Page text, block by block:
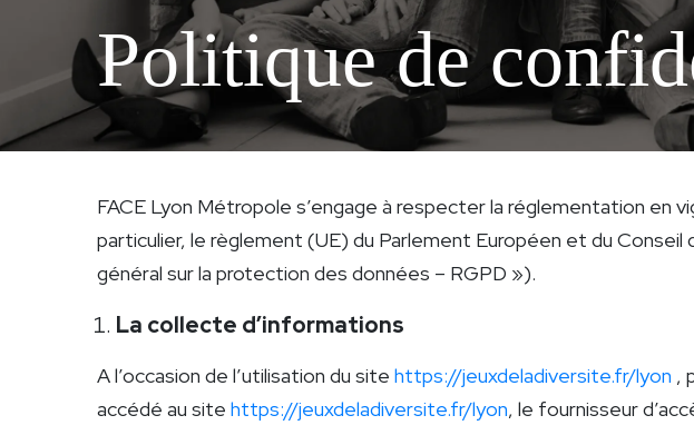
Politique de
FACE Lyon Métropole s’engage à respecter la réglementation en
particulier, le règlement (UE) du Parlement Européen et du Conseil
général sur la protection des données – RGPD »).
La collecte d’informations
A l’occasion de l’utilisation du site https://jeuxdeladiversite.fr/lyon ,
accédé au site https://jeuxdeladiversite.fr/lyon, le fournisseur